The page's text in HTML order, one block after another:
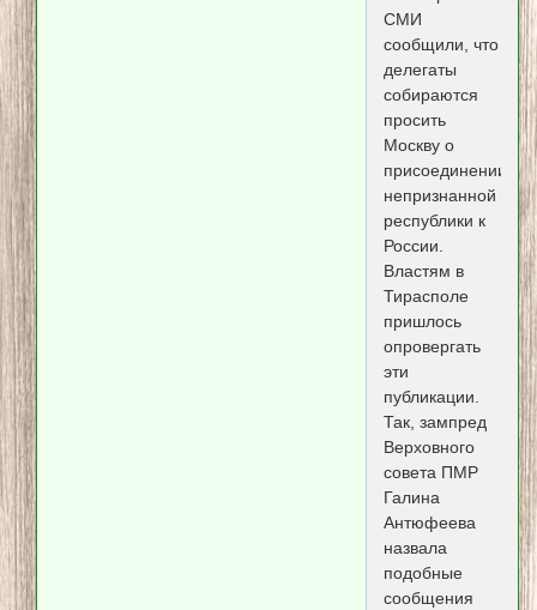
СМИ
сообщили, что
делегаты
собираются
просить
Москву о
присоединении
непризнанной
республики к
России.
Властям в
Тирасполе
пришлось
опровергать
эти
публикации.
Так, зампред
Верховного
совета ПМР
Галина
Антюфеева
назвала
подобные
сообщения